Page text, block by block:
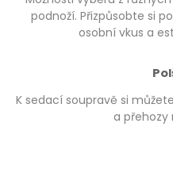
podnoží. Přizpůsobte si
osobní vkus a
K sedací soupravě si
a přehozy